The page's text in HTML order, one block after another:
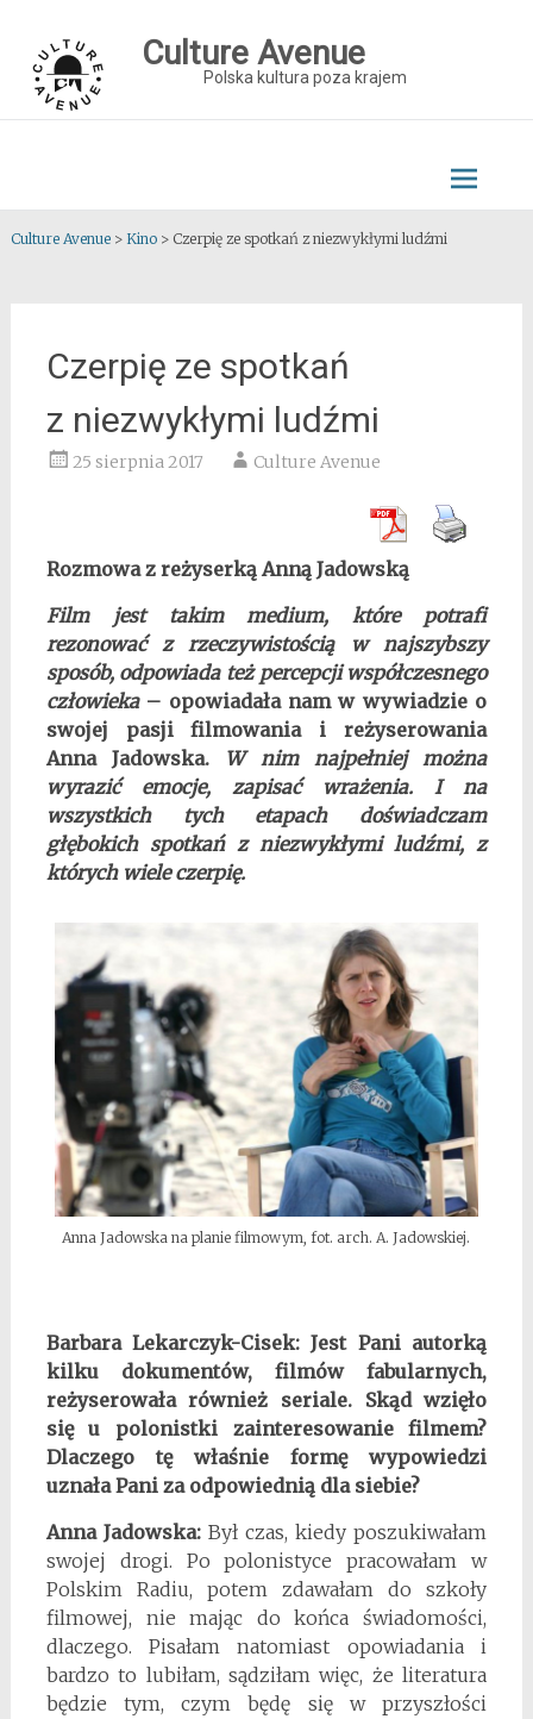
content
Culture Avenue
Polska kultura poza krajem
Culture Avenue> Kino> Czerpię ze spotkań z niezwykłymi ludźmi
Czerpię ze spotkań
z niezwykłymi ludźmi
25 sierpnia 2017 Culture Avenue
Rozmowa z reżyserką Anną Jadowską
Film jest takim medium, które potrafi
rezonować z rzeczywistością w najszybszy
sposób, odpowiada też percepcji współczesnego
człowieka– opowiadała nam w wywiadzie o
swojej pasji filmowania i reżyserowania
Anna Jadowska. W nim najpełniej można
wyrazić emocje, zapisać wrażenia. I na
wszystkich tych etapach doświadczam
głębokich spotkań z niezwykłymi ludźmi, z
których wiele czerpię.
Anna Jadowska na planie filmowym, fot. arch. A. Jadowskiej.
Barbara Lekarczyk-Cisek: Jest Pani autorką
kilku dokumentów, filmów fabularnych,
reżyserowała również seriale. Skąd wzięło
się u polonistki zainteresowanie filmem?
Dlaczego tę właśnie formę wypowiedzi
uznała Pani za odpowiednią dla siebie?
Anna Jadowska: Był czas, kiedy poszukiwałam
swojej drogi. Po polonistyce pracowałam w
Polskim Radiu, potem zdawałam do szkoły
filmowej, nie mając do końca świadomości,
dlaczego. Pisałam natomiast opowiadania i
bardzo to lubiłam, sądziłam więc, że literatura
będzie tym, czym będę się w przyszłości